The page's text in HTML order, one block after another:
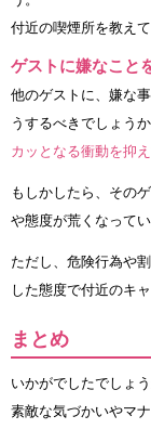
付近の喫煙所を教え
ゲストに嫌なこと
他のゲストに、嫌な
うするべきでしょうか
カッとなる衝動を抑
もしかしたら、その
や態度が荒くなって
ただし、危険行為や
した態度で付近のキ
まとめ
いかがでしたでしょ
素敵な気づかいやマ